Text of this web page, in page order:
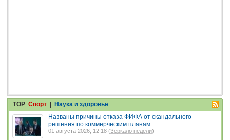
TOP Спорт | Наука и здоровье
Названы причины отказа ФИФА от скандального
решения по коммерческим планам
01 августа 2026, 12:18 (Зеркало недели)